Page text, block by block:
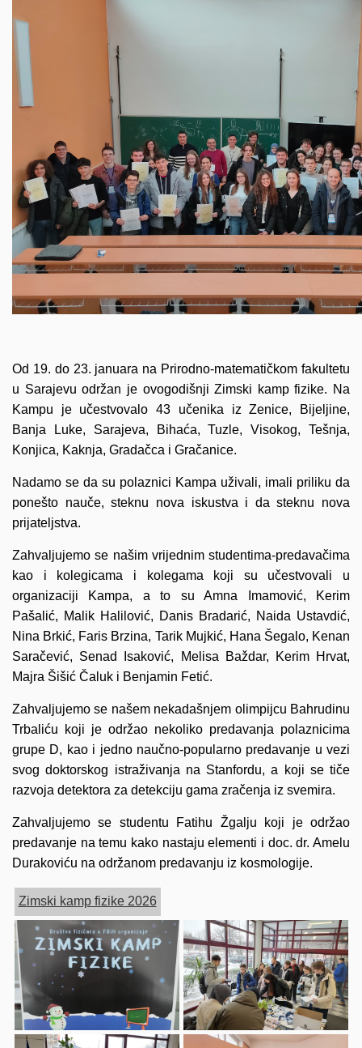
Od 19. do 23. januara na Prirodno-matematičkom fakultetu
u Sarajevu održan je ovogodišnji Zimski kamp fizike. Na
Kampu je učestvovalo 43 učenika iz Zenice, Bijeljine,
Banja Luke, Sarajeva, Bihaća, Tuzle, Visokog, Tešnja,
Konjica, Kaknja, Gradačca i Gračanice.
Nadamo se da su polaznici Kampa uživali, imali priliku da
ponešto nauče, steknu nova iskustva i da steknu nova
prijateljstva.
Zahvaljujemo se našim vrijednim studentima-predavačima
kao i kolegicama i kolegama koji su učestvovali u
organizaciji Kampa, a to su Amna Imamović, Kerim
Pašalić, Malik Halilović, Danis Bradarić, Naida Ustavdić,
Nina Brkić, Faris Brzina, Tarik Mujkić, Hana Šegalo, Kenan
Saračević, Senad Isaković, Melisa Baždar, Kerim Hrvat,
Majra Šišić Čaluk i Benjamin Fetić.
Zahvaljujemo se našem nekadašnjem olimpijcu Bahrudinu
Trbaliću koji je održao nekoliko predavanja polaznicima
grupe D, kao i jedno naučno-popularno predavanje u vezi
svog doktorskog istraživanja na Stanfordu, a koji se tiče
razvoja detektora za detekciju gama zračenja iz svemira.
Zahvaljujemo se studentu Fatihu Žgalju koji je održao
predavanje na temu kako nastaju elementi i doc. dr. Amelu
Durakoviću na održanom predavanju iz kosmologije.
Zimski kamp fizike 2026